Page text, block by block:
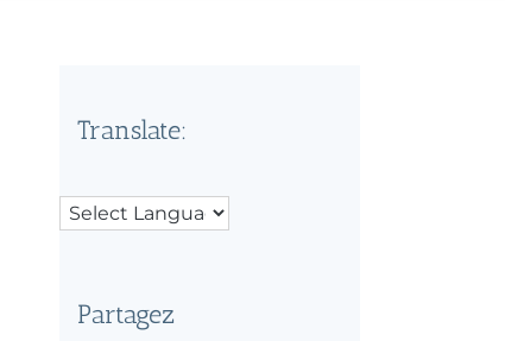
Translate:
Partagez